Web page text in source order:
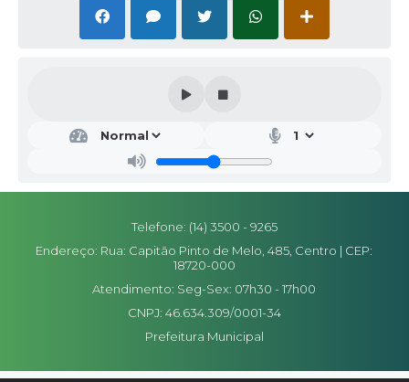
Secretarias
Telefone: (14) 3500 - 9265
Endereço: Rua: Capitão Pinto de Melo, 485, Centro | CEP:
18720-000
Atendimento: Seg-Sex: 07h30 - 17h00
CNPJ: 46.634.309/0001-34
Prefeitura Municipal